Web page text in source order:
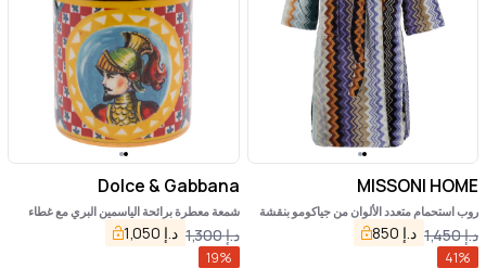
MISSONI HOME
روب استحمام متعدد الألوان من جياكومو بنقشة
متعرجة من القطند.إ1,450 د.إ 850
41%
Dolce & Gabbana
شمعة معطرة برائحة الياسمين البري مع غطاء
وطبعة كاريتود.إ1,300 د.إ 1,050
19%